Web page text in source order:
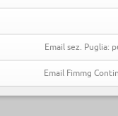
Email sez. Puglia:
Email Fimmg